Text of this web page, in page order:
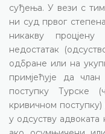
суђења. У вези с
ни суд првог
никакву
недостатак
одбране или на
примјећује да
поступку Турске
кривичном
у одсуству